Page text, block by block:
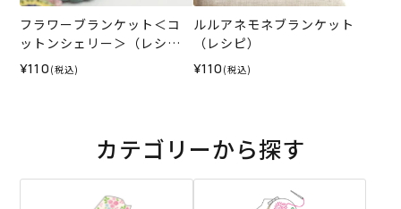
フラワーブランケット＜コ
ットンシェリー＞（レシ
ピ）
¥110 (税込)
ルルアネモネブランケット
（レシピ）
¥110 (税込)
カテゴリーから探す